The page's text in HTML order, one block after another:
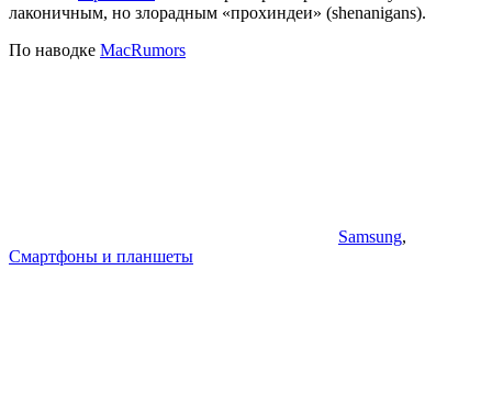
лаконичным, но злорадным «прохиндеи» (shenanigans).
По наводке MacRumors
Samsung,
Смартфоны и планшеты